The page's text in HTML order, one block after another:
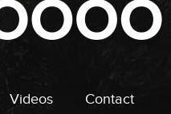
Videos Contact